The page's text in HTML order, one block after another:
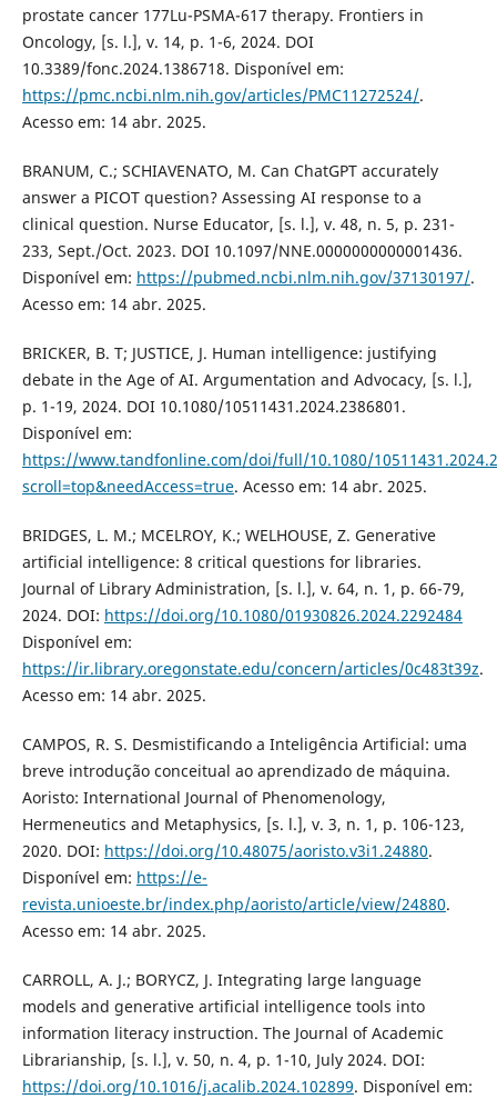
prostate cancer 177Lu-PSMA-617 therapy. Frontiers in
Oncology, [s. l.], v. 14, p. 1-6, 2024. DOI
10.3389/fonc.2024.1386718. Disponível em:
https://pmc.ncbi.nlm.nih.gov/articles/PMC11272524/.
Acesso em: 14 abr. 2025.
BRANUM, C.; SCHIAVENATO, M. Can ChatGPT accurately
answer a PICOT question? Assessing AI response to a
clinical question. Nurse Educator, [s. l.], v. 48, n. 5, p. 231-
233, Sept./Oct. 2023. DOI 10.1097/NNE.0000000000001436.
Disponível em: https://pubmed.ncbi.nlm.nih.gov/37130197/.
Acesso em: 14 abr. 2025.
BRICKER, B. T; JUSTICE, J. Human intelligence: justifying
debate in the Age of AI. Argumentation and Advocacy, [s. l.],
p. 1-19, 2024. DOI 10.1080/10511431.2024.2386801.
Disponível em:
https://www.tandfonline.com/doi/full/10.1080/
scroll=top&needAccess=true. Acesso em: 14 abr. 2025.
BRIDGES, L. M.; MCELROY, K.; WELHOUSE, Z. Generative
artificial intelligence: 8 critical questions for libraries.
Journal of Library Administration, [s. l.], v. 64, n. 1, p. 66-79,
2024. DOI: https://doi.org/10.1080/01930826.2024.2292484
Disponível em:
https://ir.library.oregonstate.edu/concern/articles/0c483t39z.
Acesso em: 14 abr. 2025.
CAMPOS, R. S. Desmistificando a Inteligência Artificial: uma
breve introdução conceitual ao aprendizado de máquina.
Aoristo: International Journal of Phenomenology,
Hermeneutics and Metaphysics, [s. l.], v. 3, n. 1, p. 106-123,
2020. DOI: https://doi.org/10.48075/aoristo.v3i1.24880.
Disponível em: https://e-
revista.unioeste.br/index.php/aoristo/article/view/24880.
Acesso em: 14 abr. 2025.
CARROLL, A. J.; BORYCZ, J. Integrating large language
models and generative artificial intelligence tools into
information literacy instruction. The Journal of Academic
Librarianship, [s. l.], v. 50, n. 4, p. 1-10, July 2024. DOI:
https://doi.org/10.1016/j.acalib.2024.102899. Disponível em: